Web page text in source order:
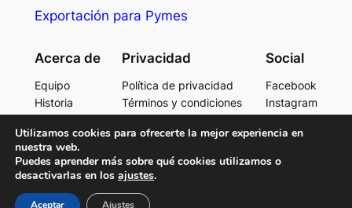
Exportación para Pymes
Acerca de
Equipo
Historia
Privacidad
Política de privacidad
Términos y condiciones
Social
Facebook
Instagram
Diseñado conWordPress
Utilizamos cookies para ofrecerte la mejor experiencia en
nuestra web.
Puedes aprender más sobre qué cookies utilizamos o
desactivarlas en los ajustes.
Aceptar Ajustes